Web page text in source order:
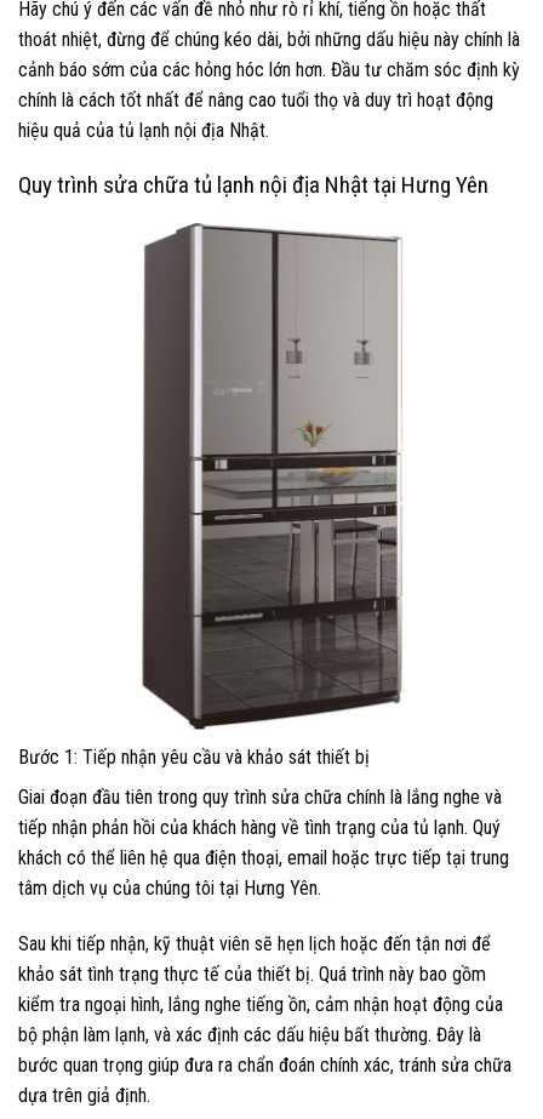
Hãy chú ý đến các vấn đề nhỏ như rò rỉ khí, tiếng ồn hoặc thất
thoát nhiệt, đừng để chúng kéo dài, bởi những dấu hiệu này chính là
cảnh báo sớm của các hỏng hóc lớn hơn. Đầu tư chăm sóc định kỳ
chính là cách tốt nhất để nâng cao tuổi thọ và duy trì hoạt động
hiệu quả của tủ lạnh nội địa Nhật.
Quy trình sửa chữa tủ lạnh nội địa Nhật tại Hưng Yên
Bước 1: Tiếp nhận yêu cầu và khảo sát thiết bị
Giai đoạn đầu tiên trong quy trình sửa chữa chính là lắng nghe và
tiếp nhận phản hồi của khách hàng về tình trạng của tủ lạnh. Quý
khách có thể liên hệ qua điện thoại, email hoặc trực tiếp tại trung
tâm dịch vụ của chúng tôi tại Hưng Yên.
Sau khi tiếp nhận, kỹ thuật viên sẽ hẹn lịch hoặc đến tận nơi để
khảo sát tình trạng thực tế của thiết bị. Quá trình này bao gồm
kiểm tra ngoại hình, lắng nghe tiếng ồn, cảm nhận hoạt động của
bộ phận làm lạnh, và xác định các dấu hiệu bất thường. Đây là
bước quan trọng giúp đưa ra chẩn đoán chính xác, tránh sửa chữa
dựa trên giả định.